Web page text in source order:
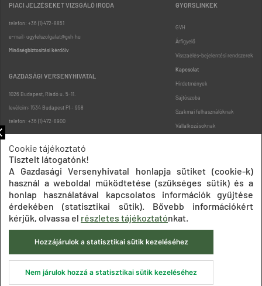
PIACI JELZÉSEKET VIZSGÁLÓ IRODA
telefon: +36 (1) 472-8851
e-mail: ugyfelszolgalat@gvh.hu
Minőségbiztosítási kérdőív
GAZDASÁGI VERSENYHIVATAL
1026 Budapest, Riadó u. 5-11.
levélcím: 1534 Budapest Pf.: 958
telefon: +36 (1) 472-8900
GYORSLINKEK
GVH
Árfigyelő
Visszaélés-bejelentési rendszerek
Kapcsolat
Hirdetmények
Sajtószoba
Szakmai felhasználóknak
Vállalkozásoknak
Oldaltérkép
Impresszum Adatkezelési tájékoztatók
Akadálymentesítési nyilatkozat
Közadatkereső
Süti beállítások ÁSZF
© 2020 Gazdasági Versenyhivatal
Cookie tájékoztató
Tisztelt látogatónk!
A Gazdasági Versenyhivatal honlapja sütiket (cookie-k)
használ a weboldal működtetése (szükséges sütik) és a
honlap használatával kapcsolatos információk gyűjtése
érdekében (statisztikai sütik). Bővebb információkért
kérjük, olvassa el részletes tájékoztatónkat.
Hozzájárulok a statisztikai sütik kezeléséhez
Nem járulok hozzá a statisztikai sütik kezeléséhez